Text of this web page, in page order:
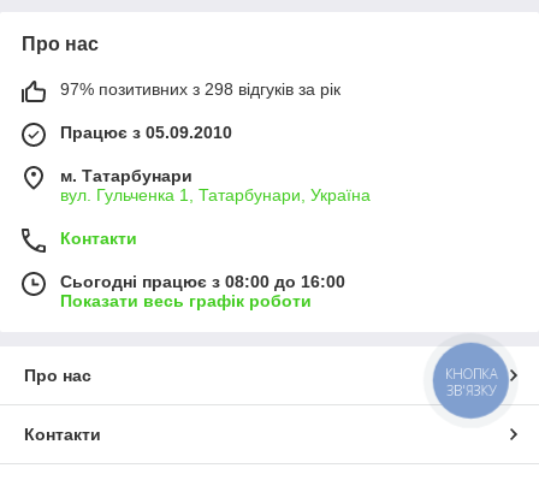
Про нас
97% позитивних з 298 відгуків за рік
Працює з 05.09.2010
м. Татарбунари
вул. Гульченка 1, Татарбунари, Україна
Контакти
Сьогодні працює з 08:00 до 16:00
Показати весь графік роботи
Про нас
Контакти
КНОПКА
ЗВ'ЯЗКУ